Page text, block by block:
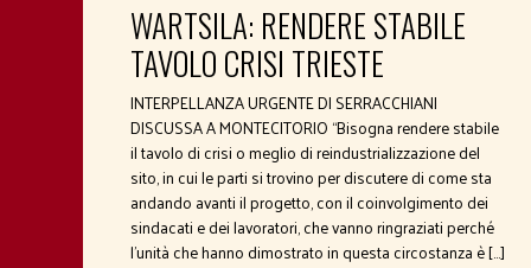
WARTSILA: RENDERE STABILE
TAVOLO CRISI TRIESTE
INTERPELLANZA URGENTE DI SERRACCHIANI
DISCUSSA A MONTECITORIO “Bisogna rendere stabile
il tavolo di crisi o meglio di reindustrializzazione del
sito, in cui le parti si trovino per discutere di come sta
andando avanti il progetto, con il coinvolgimento dei
sindacati e dei lavoratori, che vanno ringraziati perché
l’unità che hanno dimostrato in questa circostanza è […]